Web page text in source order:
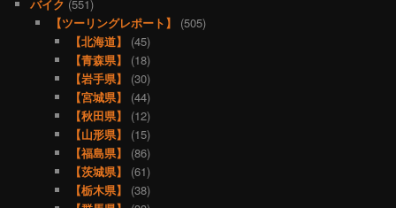
バイク (551)
【ツーリングレポート】
(505)
【北海道】
(45)
【青森県】
(18)
【岩手県】
(30)
【宮城県】
(44)
【秋田県】
(12)
【山形県】
(15)
【福島県】
(86)
【茨城県】
(61)
【栃木県】
(38)